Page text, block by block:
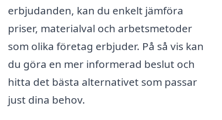
erbjudanden, kan du enkelt jämföra
priser, materialval och arbetsmetoder
som olika företag erbjuder. På så vis kan
du göra en mer informerad beslut och
hitta det bästa alternativet som passar
just dina behov.